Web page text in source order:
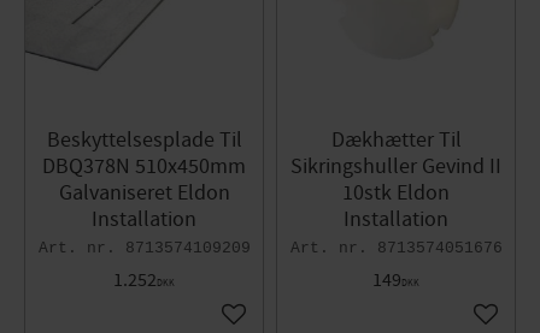
Beskyttelsesplade Til
DBQ378N 510x450mm
Galvaniseret Eldon
Installation
8713574109209
1.252DKK
Gem som favorit
Dækhætter Til
Sikringshuller Gevind II
10stk Eldon
Installation
8713574051676
149DKK
Gem